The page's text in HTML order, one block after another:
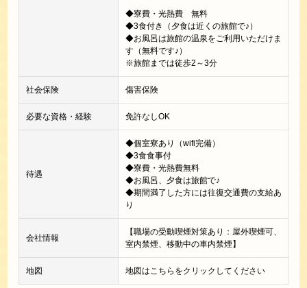
◆寮費・光熱費 無料
◆3食付き（夕食は近くの旅館で♪）
◆お風呂は旅館の温泉をご利用いただけま
す（無料です♪）
※旅館までは徒歩2～3分
社会保険 傷害保険
必要な資格・経験 免許なしOK
待遇
◆個室寮あり（wifi完備）
◆3食食事付
◆寮費・光熱費無料
◆お風呂、夕食は旅館で♪
◆期間満了した方には往復交通費の支給あ
り
会社情報
【職場の受動喫煙対策あり：屋外喫煙可、
室内禁煙、移動中の車内禁煙】
地図 地図はこちらをクリックしてください